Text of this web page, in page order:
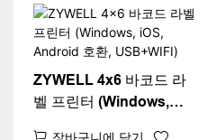
ZYWELL 4x6 바코드 라
벨 프린터 (Windows,
장바구니에 담기